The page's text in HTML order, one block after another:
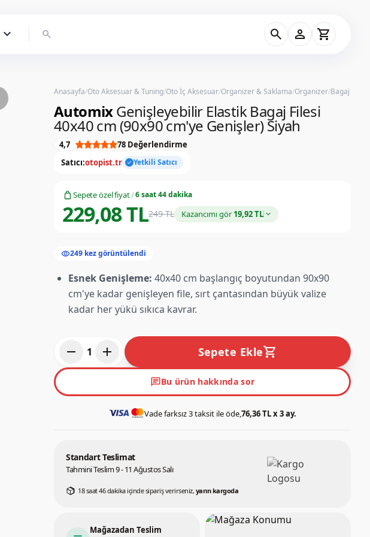
expand_more search search person shopping_cart
Anasayfa/Oto Aksesuar & Tuning/Oto İç Aksesuar/Organizer & Saklama/Organizer/Bagaj
AutomixGenişleyebilir Elastik Bagaj Filesi
40x40 cm (90x90 cm'ye Genişler) Siyah
4,7
78 Değerlendirme
Satıcı:otopist.tr check Yetkili Satıcı
Sepete özel fiyat/6 saat 44 dakika
229,08 TL249 TL Kazancımı gör 19,92 TL
visibility249 kez görüntülendi
Esnek Genişleme: 40x40 cm başlangıç boyutundan 90x90
cm'ye kadar genişleyen file, sırt çantasından büyük valize
kadar her yükü sıkıca kavrar.
remove 1 add Sepete Ekleshopping_cart
chatBu ürün hakkında sor
Vade farksız 3 taksit ile öde,76,36 TL x 3 ay.
Standart Teslimat
Tahmini Teslim 9 - 11 Ağustos Salı
18 saat 46 dakika içinde sipariş verirseniz, yarın kargoda
Mağazadan Teslim